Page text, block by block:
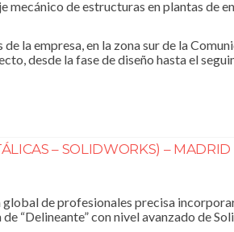
de estructuras en plantas de
la empresa, en la zona sur de la
desde la fase de diseño hasta el
– SOLIDWORKS) – MADRID
de profesionales precisa
“Delineante” con nivel avanzado de